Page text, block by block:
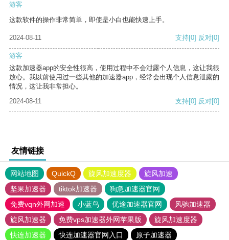
游客
这款软件的操作非常简单，即使是小白也能快速上手。
2024-08-11 支持[0] 反对[0]
游客
这款加速器app的安全性很高，使用过程中不会泄露个人信息，这让我很
放心。我以前使用过一些其他的加速器app，经常会出现个人信息泄露的
情况，这让我非常担心。
2024-08-11
支持[0] 反对[0]
友情链接
网站地图 QuickQ 旋风加速度器
旋风加速
坚果加速器
tiktok加速器
狗急加速器官网
免费vqn外网加速
小蓝鸟 优途加速器官网
风驰加速器
旋风加速器
免费vps加速器外网苹果版
旋风加速度器
快连加速器
快连加速器官网入口
原子加速器